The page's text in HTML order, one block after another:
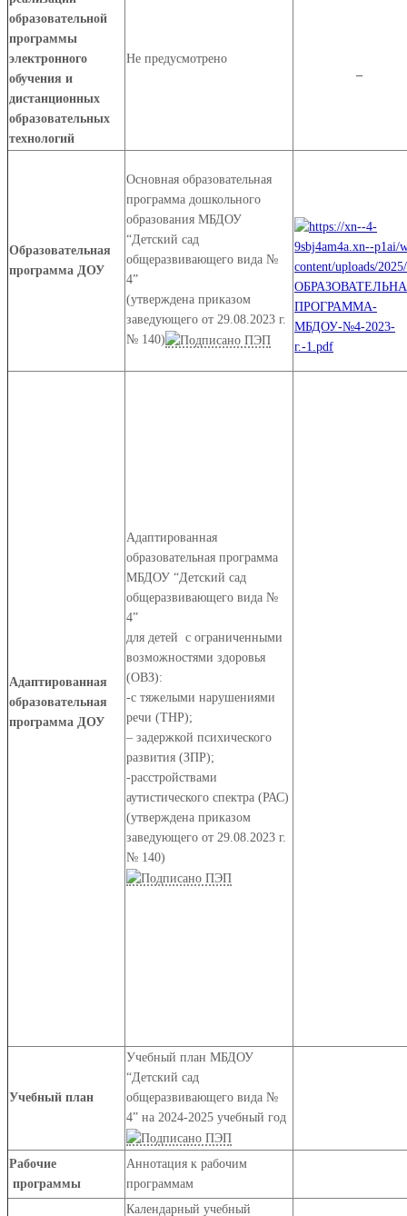
образовательной
программы
электронного
обучения и
дистанционных
образовательных
технологий
Не предусмотрено
–
Образовательная
программа ДОУ
Основная образовательная
программа дошкольного
образования МБДОУ
“Детский сад
общеразвивающего вида №
4”
(утверждена приказом
заведующего от 29.08.2023 г.
№ 140)
Адаптированная
образовательная
программа ДОУ
Адаптированная
образовательная программа
МБДОУ “Детский сад
общеразвивающего вида №
4”
для детей с ограниченными
возможностями здоровья
(ОВЗ):
-с тяжелыми нарушениями
речи (ТНР);
– задержкой психического
развития (ЗПР);
-расстройствами
аутистического спектра (РАС)
(утверждена приказом
заведующего от 29.08.2023 г.
№ 140)
Учебный план
Учебный план МБДОУ
“Детский сад
общеразвивающего вида №
4” на 2024-2025 учебный год
Рабочие
программы
Аннотация к рабочим
программам
Календарный учебный